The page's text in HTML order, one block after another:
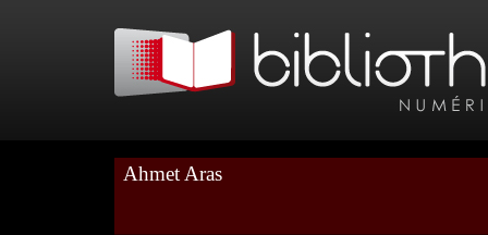
Ahmet Aras